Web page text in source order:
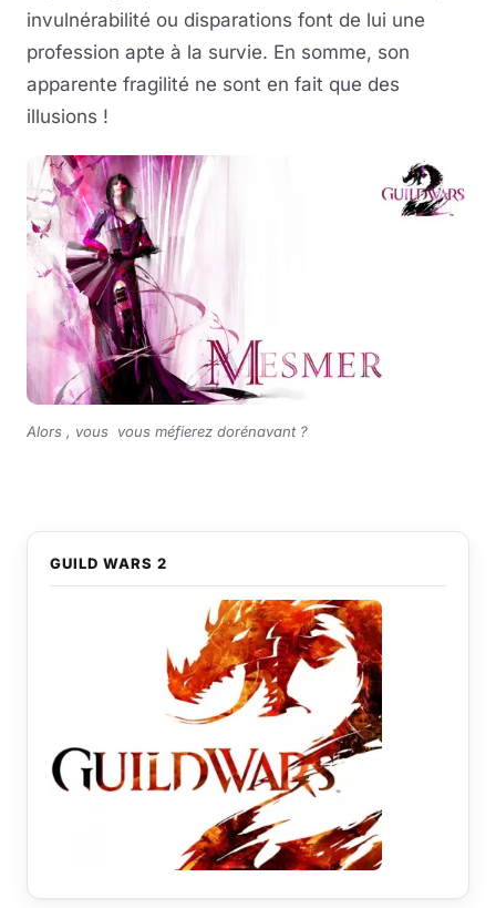
invulnérabilité ou disparations font de lui une
profession apte à la survie. En somme, son
apparente fragilité ne sont en fait que des
illusions !
Alors , vous vous méfierez dorénavant ?
GUILD WARS 2